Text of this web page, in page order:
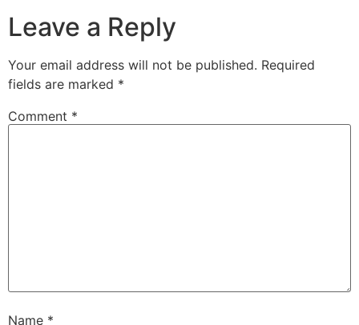
Leave a Reply
Your email address will not be published. Required
fields are marked *
Comment *
Name *